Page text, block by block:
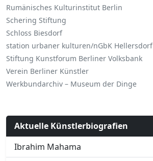
Rumänisches Kulturinstitut Berlin
Schering Stiftung
Schloss Biesdorf
station urbaner kulturen/nGbK Hellersdorf
Stiftung Kunstforum Berliner Volksbank
Verein Berliner Künstler
Werkbundarchiv – Museum der Dinge
Aktuelle Künstlerbiografien
Ibrahim Mahama